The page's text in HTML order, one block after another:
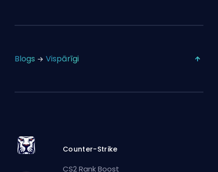
Blogs Vispārīgi
Counter-Strike
CS2 Rank Boost